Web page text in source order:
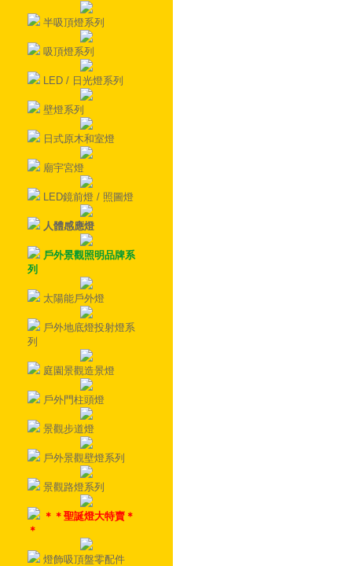
半吸頂燈系列
吸頂燈系列
LED / 日光燈系列
壁燈系列
日式原木和室燈
廟宇宮燈
LED鏡前燈 / 照圖燈
人體感應燈
戶外景觀照明品牌系
列
太陽能戶外燈
戶外地底燈投射燈系
列
庭園景觀造景燈
戶外門柱頭燈
景觀步道燈
戶外景觀壁燈系列
景觀路燈系列
＊＊聖誕燈大特賣＊
＊
燈飾吸頂盤零配件